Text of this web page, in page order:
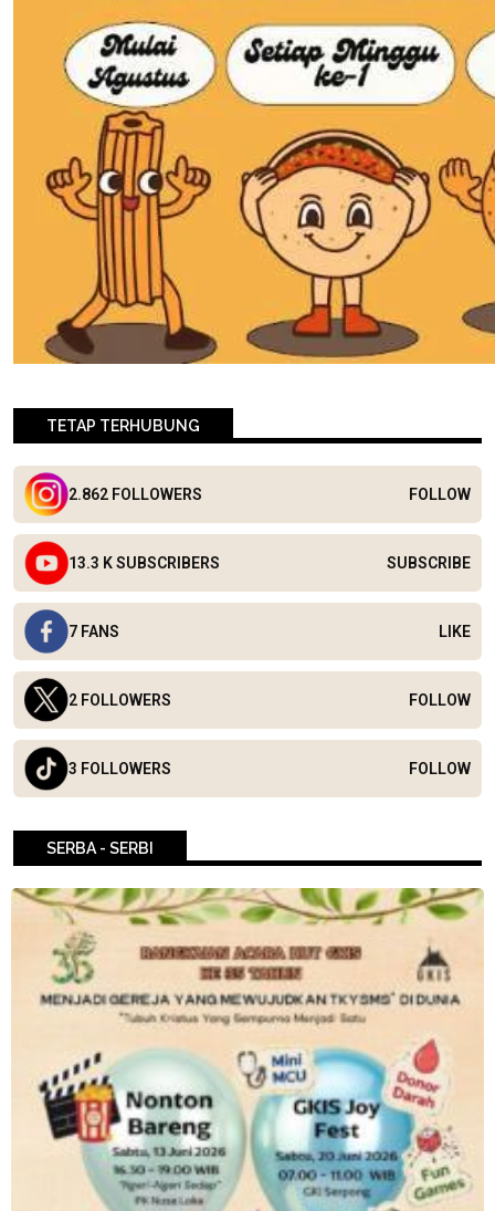
TETAP TERHUBUNG
2.862 FOLLOWERS FOLLOW
13.3 K SUBSCRIBERS SUBSCRIBE
7 FANS LIKE
2 FOLLOWERS FOLLOW
3 FOLLOWERS FOLLOW
SERBA - SERBI